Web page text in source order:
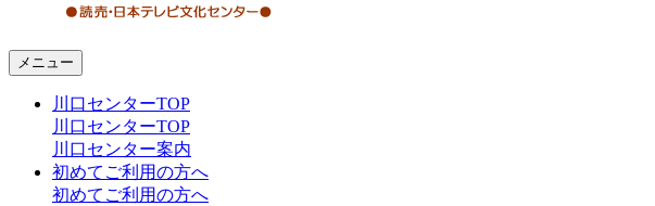
メニュー
川口センターTOP
川口センターTOP
川口センター案内
初めてご利用の方へ
初めてご利用の方へ